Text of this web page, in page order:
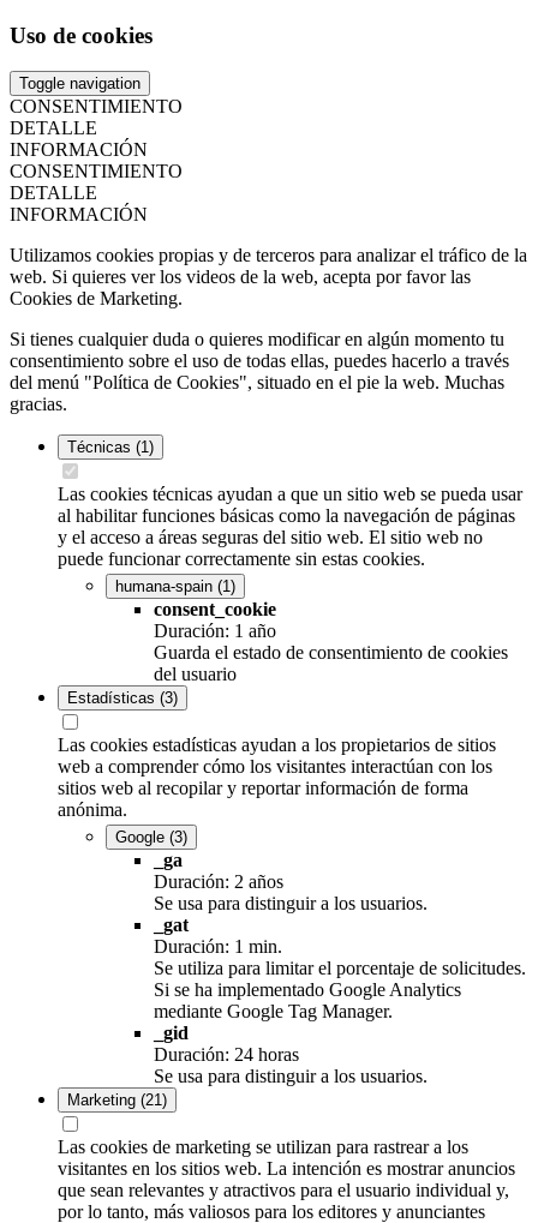
Uso de cookies
Toggle navigation
CONSENTIMIENTO
DETALLE
INFORMACIÓN
CONSENTIMIENTO
DETALLE
INFORMACIÓN
Utilizamos cookies propias y de terceros para analizar el tráfico de la
web. Si quieres ver los videos de la web, acepta por favor las
Cookies de Marketing.
Si tienes cualquier duda o quieres modificar en algún momento tu
consentimiento sobre el uso de todas ellas, puedes hacerlo a través
del menú "Política de Cookies", situado en el pie la web. Muchas
gracias.
Técnicas (1)
Las cookies técnicas ayudan a que un sitio web se pueda usar
al habilitar funciones básicas como la navegación de páginas
y el acceso a áreas seguras del sitio web. El sitio web no
puede funcionar correctamente sin estas cookies.
humana-spain (1)
consent_cookie
Duración: 1 año
Guarda el estado de consentimiento de cookies
del usuario
Estadísticas (3)
Las cookies estadísticas ayudan a los propietarios de sitios
web a comprender cómo los visitantes interactúan con los
sitios web al recopilar y reportar información de forma
anónima.
Google (3)
_ga
Duración: 2 años
Se usa para distinguir a los usuarios.
_gat
Duración: 1 min.
Se utiliza para limitar el porcentaje de solicitudes.
Si se ha implementado Google Analytics
mediante Google Tag Manager.
_gid
Duración: 24 horas
Se usa para distinguir a los usuarios.
Marketing (21)
Las cookies de marketing se utilizan para rastrear a los
visitantes en los sitios web. La intención es mostrar anuncios
que sean relevantes y atractivos para el usuario individual y,
por lo tanto, más valiosos para los editores y anunciantes